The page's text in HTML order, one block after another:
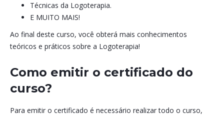
Técnicas da Logoterapia.
E MUITO MAIS!
Ao final deste curso, você obterá mais conhecimentos
teóricos e práticos sobre a Logoterapia!
Como emitir o certificado do
curso?
Para emitir o certificado é necessário realizar todo o curso,